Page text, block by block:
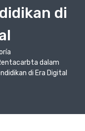
di
dalam
di Era Digital